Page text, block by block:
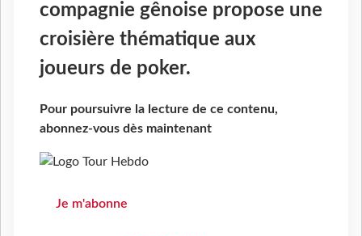
compagnie gênoise propose une
croisière thématique aux
joueurs de poker.
Pour poursuivre la lecture de ce contenu,
abonnez-vous dès maintenant
Je m'abonne